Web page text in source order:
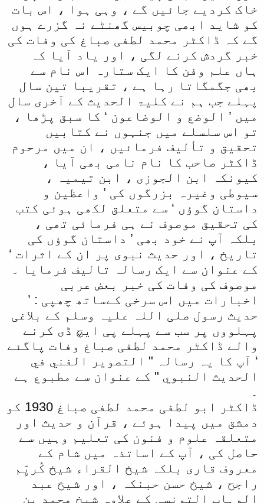
خاک کردیے جائیں گے ، وہی ہوا ، اس بات
کو شاید ابھی چوبیس گھنٹے نہ گزرے ہوں
گے کہ ڈاکٹر محمد لطفی صباغ کی وفات کی
خبر گردش کرنے لگی ، اور یاد آیا کہ
ہاں علم وفن کا ایک ستارہ اس نام سے
بھی جگمگاتا رہا ہے ، تقریبا تین سال
پہلے جب ہم نے کلیۃ الحدیث کے آخری سال
میں ’ الوضع و الوضاعون ‘ کا سبق پڑھا ،
تو اس سلسلے میں جنہوں نے کتابیں
تحقیق و تألیف فرمائیں ، ان میں مرحوم
ڈاکٹر صاحب کا نام نامی بھی آیا ،
کیونکہ ابن الجوزی ، ابن تیمیہ ،
سیوطی وغیرہ بزرگوں کی ’ واعظین و
داستان گوؤں ‘ سے متعلق لکھی ہوئی کتب
کی تحقیق موصوف نے ہی فرمائی تھی ،
بلکہ آپ نے خود بھی ’ داستان گوؤں کی
تاریخ ، اور حدیث نبوی پر ان کے اثرات ‘
کے عنوان سے ایک رسالہ تالیف فرمایا ۔
موصوف کی وفات کی خبر بعض عربی
اخبارات میں اس سرخی کےساتھ چھپی : ’
حدیث رسول صلی اللہ علیہ وسلم کے بلاغی
پہلووں پر سب سے پہلے پی ایچ ڈی کرنے
والے ڈاکٹر محمد لطفی صباغ وفات پاگئے
‘ آپ کا یہ رسالہ " التصوير الفني في
الحديث النبوي " کے عنوان سے مطبوع ہے
۔
ڈاکٹر ابو لطفی محمد لطفی صباغ 1930 کو
دمشق میں پیدا ہوئے ، قرآن و حدیث اور
متعلقہ علوم و فنون کی تعلیم وہیں سے
حاصل کی ، آپ کے اساتذہ میں شام کے
معروف قاری بلکہ شیخ القراء شیخ کُریِّم
راجح ، شیخ حسن حبنکہ ، اور شیخ عبد
الوہاب التونسی کے علاوہ شیخ محمد بن